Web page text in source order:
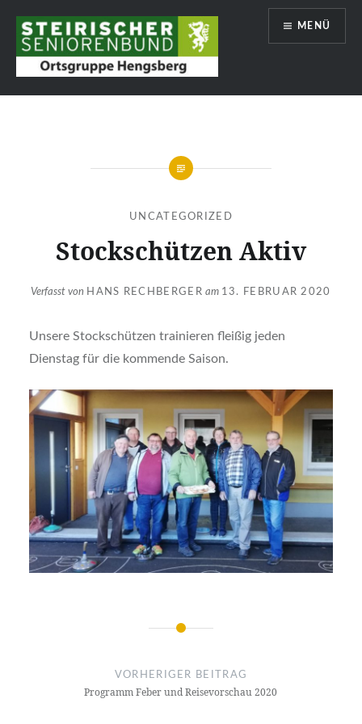
Inhalt
springen
Hengsberg
MENÜ
UNCATEGORIZED
Stockschützen Aktiv
Verfasst von HANS RECHBERGER am 13. FEBRUAR 2020
Unsere Stockschützen trainieren fleißig jeden
Dienstag für die kommende Saison.
Beitragsnavigation
VORHERIGER BEITRAG
Programm Feber und Reisevorschau 2020